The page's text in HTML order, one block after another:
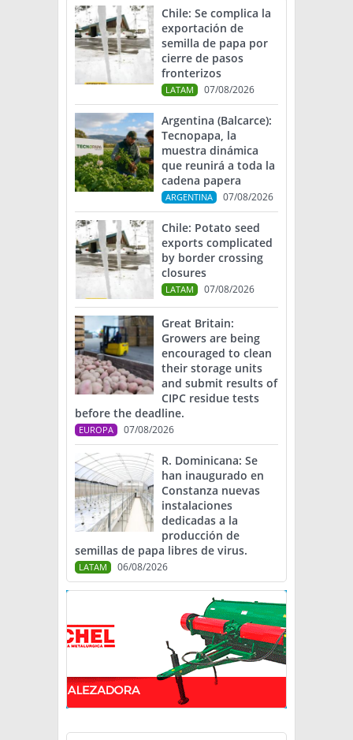
Chile: Se complica la
exportación de
semilla de papa por
cierre de pasos
fronterizos
LATAM 07/08/2026
Argentina (Balcarce):
Tecnopapa, la
muestra dinámica
que reunirá a toda la
cadena papera
ARGENTINA 07/08/2026
Chile: Potato seed
exports complicated
by border crossing
closures
LATAM 07/08/2026
Great Britain:
Growers are being
encouraged to clean
their storage units
and submit results of
CIPC residue tests
before the deadline.
EUROPA 07/08/2026
R. Dominicana: Se
han inaugurado en
Constanza nuevas
instalaciones
dedicadas a la
producción de
semillas de papa libres de virus.
LATAM 06/08/2026